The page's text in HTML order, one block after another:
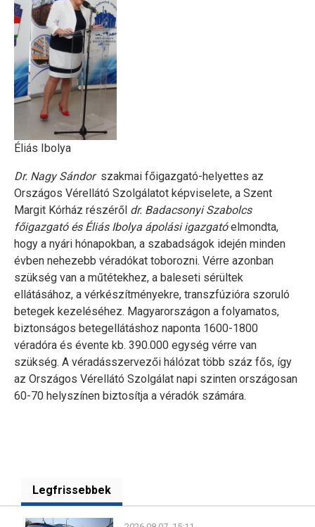
Éliás Ibolya
Dr. Nagy Sándor szakmai főigazgató-helyettes az
Országos Vérellátó Szolgálatot képviselete, a Szent
Margit Kórház részéről dr. Badacsonyi Szabolcs
főigazgató és Éliás Ibolya ápolási igazgatóelmondta,
hogy a nyári hónapokban, a szabadságok idején minden
évben nehezebb véradókat toborozni. Vérre azonban
szükség van a műtétekhez, a baleseti sérültek
ellátásához, a vérkészítményekre, transzfúzióra szoruló
betegek kezeléséhez. Magyarországon a folyamatos,
biztonságos betegellátáshoz naponta 1600-1800
véradóra és évente kb. 390.000 egység vérre van
szükség. A véradásszervezői hálózat több száz fős, így
az Országos Vérellátó Szolgálat napi szinten országosan
60-70 helyszínen biztosítja a véradók számára.
Legfrissebbek